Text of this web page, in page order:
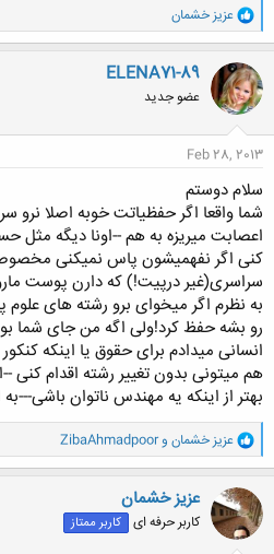
و
ا
ک
ن
ش
ه
ا
عزيز خشمان
ELENA71-89
عضو جدید
Feb 28, 2013
سلام دوستم
شما واقعا اگر حفظیاتت خوبه اصلا
اعصابت میریزه به هم --اونا دیگه
کنی اگر نفهمیشون پاس نمیکنی
سراسری(غیر درپیت!) که دارن پوست
به نظرم اگر میخوای برو رشته های
رو بشه حفظ کرد!ولی اگه من جای شما
انسانی میدادم برای حقوق یا اینکه
هم میتونی بدون تغییر رشته اقدام
بهتر از اینکه یه مهندس ناتوان باشی---
و
ا
ک
ن
ش
ه
ا
عزيز خشمان وZibaAhmadpoor
عزيز خشمان
کاربر حرفه ای کاربر ممتاز